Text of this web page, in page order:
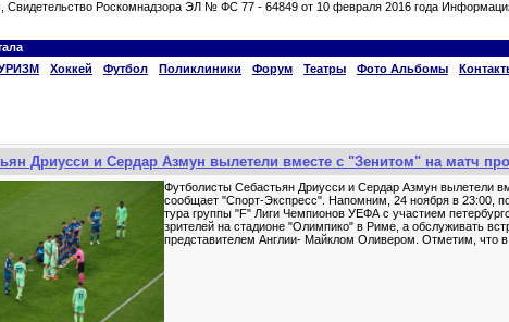
Роскомнадзора ЭЛ № ФС 77 - 64849 от 10 февраля 2016 года
Хоккей Футбол Поликлиники Форум Театры Фото Альбомы
Дриусси и Сердар Азмун вылетели вместе с "Зенитом" на матч
Футболисты Себастьян Дриусси и Сердар Азмун вылетели
сообщает "Спорт-Экспресс". Напомним, 24 ноября в 23:00,
тура группы "F" Лиги Чемпионов УЕФА с участием
зрителей на стадионе "Олимпико" в Риме, а обслуживать
представителем Англии- Майклом Оливером. Отметим, что